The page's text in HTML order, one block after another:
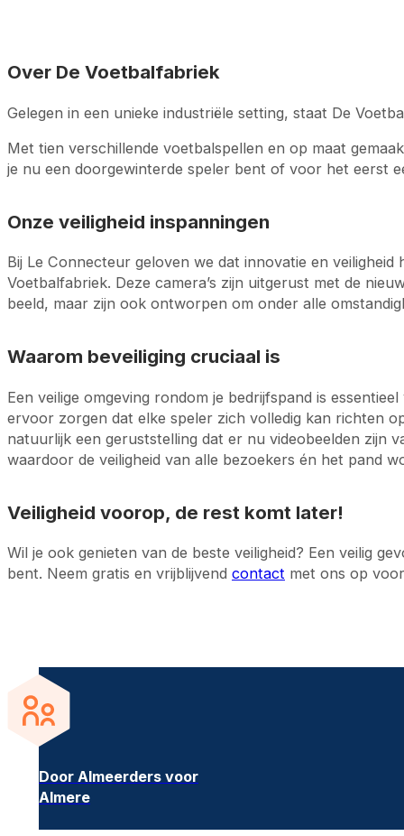
Over De Voetbalfabriek
Gelegen in een unieke industriële setting, staat De
Met tien verschillende voetbalspellen en op maat
je nu een doorgewinterde speler bent of voor het eerst
Onze veiligheid inspanningen
Bij Le Connecteur geloven we dat innovatie en
Voetbalfabriek. Deze camera’s zijn uitgerust met de
beeld, maar zijn ook ontworpen om onder alle
Waarom beveiliging cruciaal is
Een veilige omgeving rondom je bedrijfspand is
ervoor zorgen dat elke speler zich volledig kan richten
natuurlijk een geruststelling dat er nu videobeelden zijn
waardoor de veiligheid van alle bezoekers én het pand
Veiligheid voorop, de rest komt later!
Wil je ook genieten van de beste veiligheid? Een veilig
bent. Neem gratis en vrijblijvend contact met ons op
Door Almeerders voor
Almere